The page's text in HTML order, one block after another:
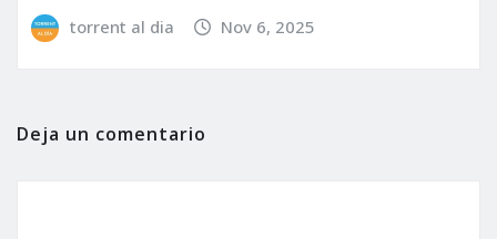
torrent al dia Nov 6, 2025
Deja un comentario